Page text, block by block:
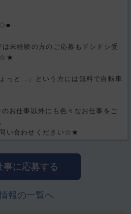
未経験の方のご応募もドシドシ受
☆★
っと…」という方には無料で自転車
お仕事以外にも色々なお仕事をご
い合わせください☆★
事に応募する
報の一覧へ